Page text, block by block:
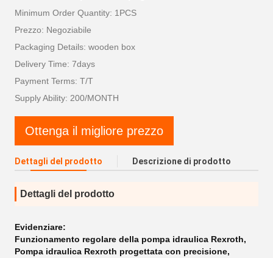
Minimum Order Quantity: 1PCS
Prezzo: Negoziabile
Packaging Details: wooden box
Delivery Time: 7days
Payment Terms: T/T
Supply Ability: 200/MONTH
Ottenga il migliore prezzo
Dettagli del prodotto Descrizione di prodotto
Dettagli del prodotto
Evidenziare:
Funzionamento regolare della pompa idraulica Rexroth,
Pompa idraulica Rexroth progettata con precisione,